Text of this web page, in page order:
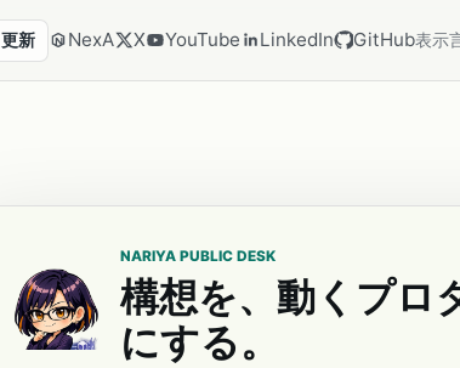
更新 NexA X YouTube LinkedIn GitHub表示
NARIYA PUBLIC DESK
構想を、動くプロ
にする。